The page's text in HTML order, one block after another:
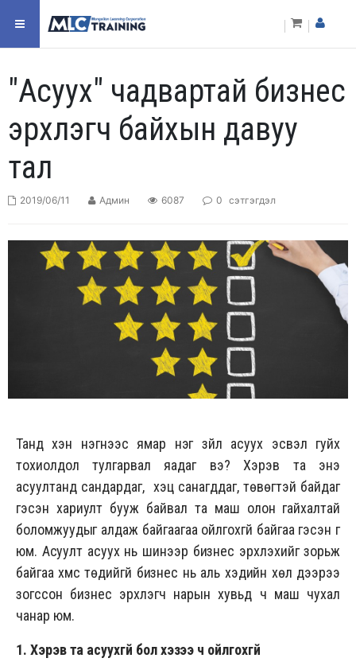
"Асуух" чадвартай бизнес
эрхлэгч байхын давуу
тал
2019/06/11 Админ 6087 0 сэтгэгдэл
Танд хэн нэгнээс ямар нэг зүйл асуух эсвэл гуйх
тохиолдол тулгарвал яадаг вэ? Хэрэв та энэ
асуултанд сандардаг, хэцүү санагддаг, төвөгтэй байдаг
гэсэн хариулт бууж байвал та маш олон гайхалтай
боломжуудыг алдаж байгаагаа ойлгохгүй байгаа гэсэн үг
юм. Асуулт асуух нь шинээр бизнес эрхлэхийг зорьж
байгаа хүмүүс төдийгүй бизнес нь аль хэдийн хөл дээрээ
зогссон бизнес эрхлэгч нарын хувьд ч маш чухал
чанар юм.
1. Хэрэв та асуухгүй бол хэзээ ч ойлгохгүй